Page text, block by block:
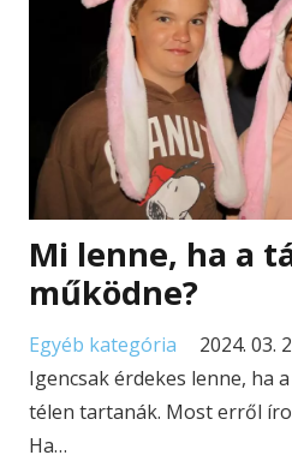
Mi lenne, ha a
működne?
Egyéb kategória
2024. 03.
Igencsak érdekes lenne, ha
télen tartanák. Most erről
Ha…